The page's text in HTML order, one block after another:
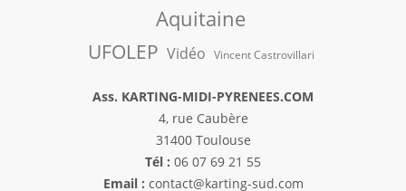
Aquitaine
UFOLEP Vidéo Vincent Castrovillari
Ass. KARTING-MIDI-PYRENEES.COM
4, rue Caubère
31400 Toulouse
Tél : 06 07 69 21 55
Email : contact@karting-sud.com